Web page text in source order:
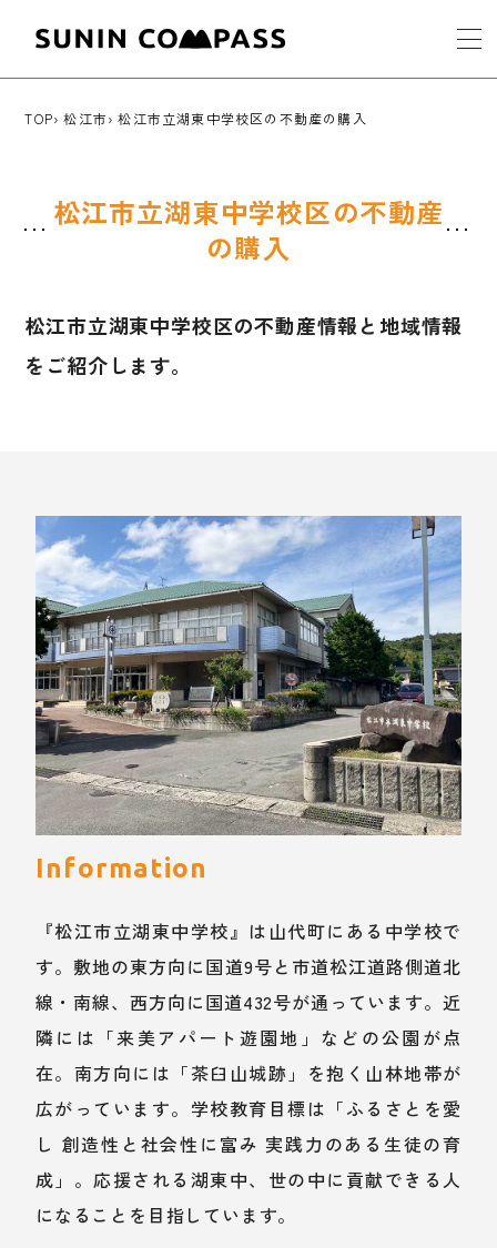
TOP 松江市 松江市立湖東中学校区の不動産の購入
松江市立湖東中学校区の不動産
の購入
松江市立湖東中学校区の不動産情報と地域情報
をご紹介します。
Information
『松江市立湖東中学校』は山代町にある中学校で
す。敷地の東方向に国道9号と市道松江道路側道北
線・南線、西方向に国道432号が通っています。近
隣には「来美アパート遊園地」などの公園が点
在。南方向には「茶臼山城跡」を抱く山林地帯が
広がっています。学校教育目標は「ふるさとを愛
し 創造性と社会性に富み 実践力のある生徒の育
成」。応援される湖東中、世の中に貢献できる人
になることを目指しています。